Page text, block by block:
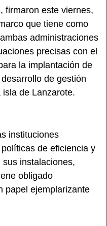
firmaron este viernes,
que tiene como
administraciones
precisas con el
la implantación de
de gestión
de Lanzarote.
instituciones
de eficiencia y
instalaciones,
obligado
papel ejemplarizante